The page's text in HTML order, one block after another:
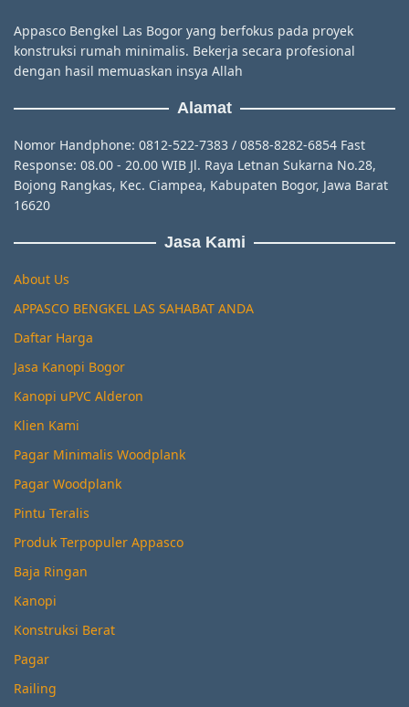
Appasco Bengkel Las Bogor yang berfokus pada proyek
konstruksi rumah minimalis. Bekerja secara profesional
dengan hasil memuaskan insya Allah
Alamat
Nomor Handphone: 0812-522-7383 / 0858-8282-6854 Fast
Response: 08.00 - 20.00 WIB Jl. Raya Letnan Sukarna No.28,
Bojong Rangkas, Kec. Ciampea, Kabupaten Bogor, Jawa Barat
16620
Jasa Kami
About Us
APPASCO BENGKEL LAS SAHABAT ANDA
Daftar Harga
Jasa Kanopi Bogor
Kanopi uPVC Alderon
Klien Kami
Pagar Minimalis Woodplank
Pagar Woodplank
Pintu Teralis
Produk Terpopuler Appasco
Baja Ringan
Kanopi
Konstruksi Berat
Pagar
Railing